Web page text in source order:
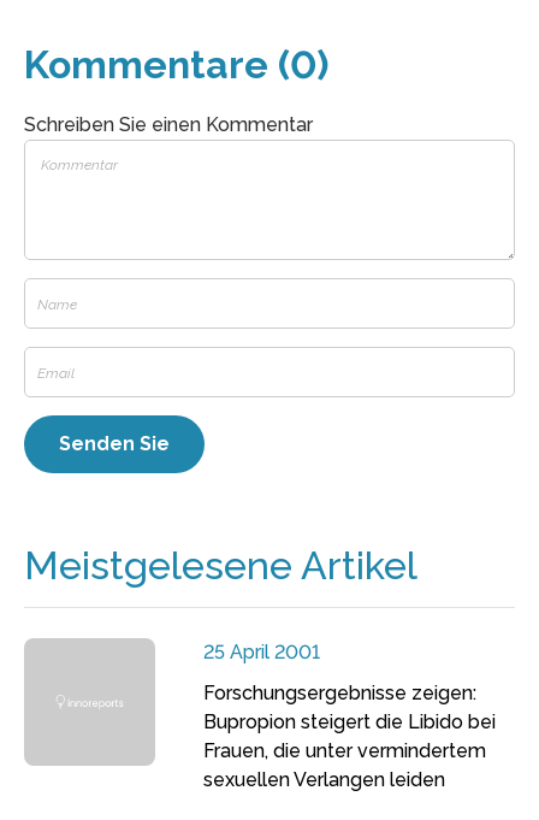
Kommentare (0)
Schreiben Sie einen Kommentar
Meistgelesene Artikel
25 April 2001
Forschungsergebnisse zeigen:
Bupropion steigert die Libido bei
Frauen, die unter vermindertem
sexuellen Verlangen leiden